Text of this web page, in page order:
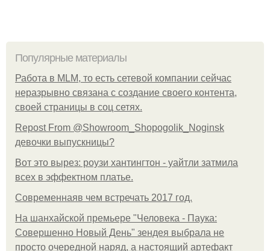
Популярные материалы
Работа в MLM, то есть сетевой компании сейчас
неразрывно связана с создание своего контента,
своей страницы в соц сетях.
Repost From @Showroom_Shopogolik_Noginsk
девочки выпускницы?
Вот это вырез: роузи хантингтон - уайтли затмила
всех в эффектном платьe.
Современнаяв чем встречать 2017 год.
На шанхайской премьере "Человека - Паука:
Совершенно Новый День" зендея выбрала не
просто очередной наряд, а настоящий артефакт